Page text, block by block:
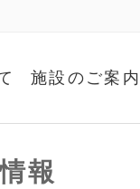
施設のご案内
報